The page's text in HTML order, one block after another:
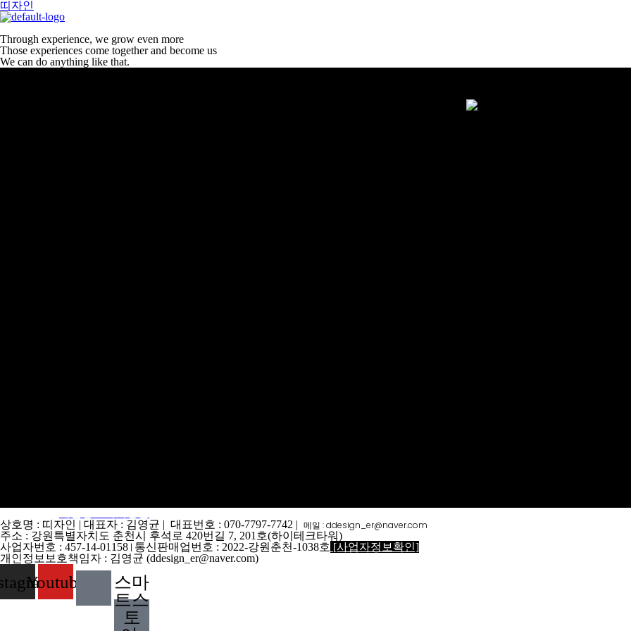
띠자인
Through experience, we grow even more
Those experiences come together and become us
We can do anything like that.
상호명 : 띠자인 | 대표자 : 김영균 | 대표번호 : 070-7797-7742 | 메일 : ddesign_er@naver.com
주소 : 강원특별자치도 춘천시 후석로 420번길 7, 201호(하이테크타워)
사업자번호 : 457-14-01158 | 통신판매업번호 : 2022-강원춘천-1038호 [사업자정보확인]
개인정보보호책임자 : 김영균 (ddesign_er@naver.com)
Youtube
스마
트스
토